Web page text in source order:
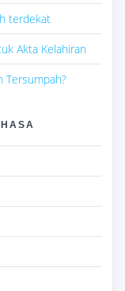
terdekat
Akta Kelahiran
Tersumpah?